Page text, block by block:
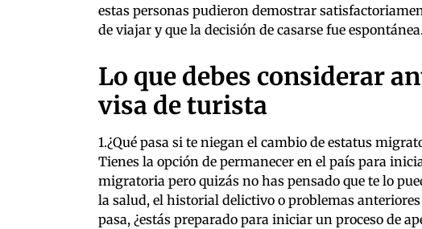
estas personas pudieron demostrar
de viajar y que la decisión de casarse fue espontánea.
Lo que debes considerar
visa de turista
1.¿Qué pasa si te niegan el cambio de estatus
Tienes la opción de permanecer en el país para
migratoria pero quizás no has pensado que te lo
la salud, el historial delictivo o problemas
pasa, ¿estás preparado para iniciar un proceso de